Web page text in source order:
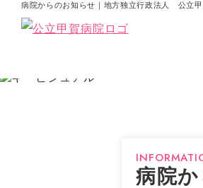
病院からのお知らせ｜地方独立行政法人 公立甲
病院